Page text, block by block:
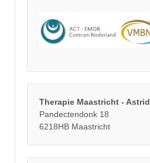
Therapie Maastricht - Astrid
Pandectendonk 18
6218HB Maastricht